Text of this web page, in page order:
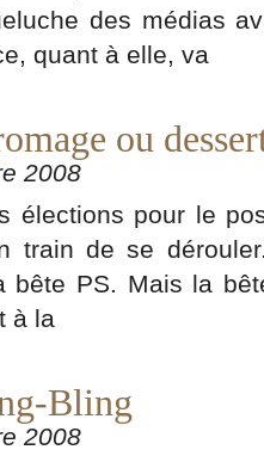
des médias
quant à elle, va
ou
2008
élections pour le
train de se
bête PS. Mais la
à la
Bling
2008